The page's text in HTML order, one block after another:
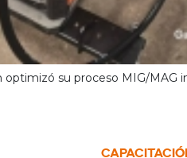
optimizó su proceso MIG/MAG